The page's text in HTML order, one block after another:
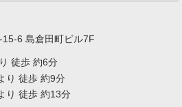
6 島倉田町ビル7F
徒歩 約6分
り 徒歩 約9分
り 徒歩 約13分